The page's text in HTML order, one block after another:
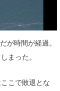
が時間が経過。
まった。
こで敗退とな